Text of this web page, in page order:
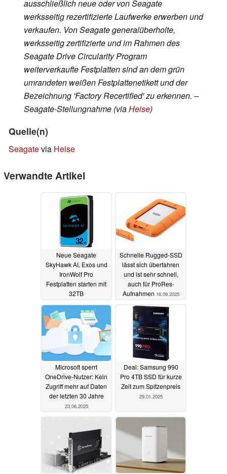
ausschließlich neue oder von Seagate
werksseitig rezertifizierte Laufwerke erwerben und
verkaufen. Von Seagate generalüberholte,
werksseitig zertifizierte und im Rahmen des
Seagate Drive Circularity Program
weiterverkaufte Festplatten sind an dem grün
umrandeten weißen Festplattenetikett und der
Bezeichnung 'Factory Recertified' zu erkennen. –
Seagate-Stellungnahme (viaHeise)
Quelle(n)
Seagatevia Heise
Verwandte Artikel
Neue Seagate
SkyHawk AI, Exos und
IronWolf Pro
Festplatten starten mit
32TB
Speicherkapazität
14.01.2026
Schnelle Rugged-SSD
lässt sich überfahren
und ist sehr schnell,
auch für ProRes-
Aufnahmen 16.09.2025
Microsoft sperrt
OneDrive-Nutzer: Kein
Zugriff mehr auf Daten
der letzten 30 Jahre
23.06.2025
Deal: Samsung 990
Pro 4TB SSD für kurze
Zeit zum Spitzenpreis
29.01.2025